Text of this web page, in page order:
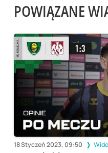
POWIĄZANE
18 Styczeń 2023, 09:50